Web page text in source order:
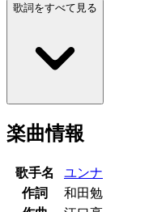
歌詞をすべて見る
楽曲情報
歌手名
ユンナ
作詞
和田勉